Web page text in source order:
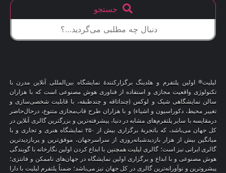
جستجو
لیلیت® اولین پلتفرم و هلدینگ برگزارکنندهٔ نمایشگاه بین‌المللی آنلاین مدرن با
تکنولوژی واقعیت مجازی و استفاده از فناوری هوش مصنوعی است که با هزاران
سالن نمایشگاهی شیک و لوکس (چنداتاقه و چندطبقه، با قابلیت شخصی‌سازی و
تغییر محیط، دکوراسیون و اشیاء) و با هزاران طرح قاب‌مجازی متنوع، درحال‌حاضر
درمقایسه با سایر پلتفرم‌های مشابه در دنیا، پیشرفته‌ترین و بزرگترین گالری آنلاین در
کل جهان می‌باشد، که باتجربهٔ برگزاری بیش از ۲۵۰ نمایشگاه هنری و تجاری و با
میانگین بیش از هزار بازدیدشبانه‌روزی از سراسرجهان، موفق‌ترین و پربازدیدترین
گالری ایرانی نیز است؛ گالری لیلیت همچنین با ابداع کردن اولین نگارخانه با گویندگی
هوش مصنوعی و با ابداع و برگزاری اولین نمایشگاه در جهان‌های ناممکن و فانتزی؛
پیشروترین و نوآورانه‌ترین گالری در کل جهان نیز می‌باشد؛ ضمناً پلتفرم لیلیت با دارا